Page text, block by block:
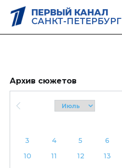
ПЕРВЫЙ КАНАЛ
САНКТ-ПЕТЕРБУРГ
Архив сюжетов
3
4 5 6
10
11 12 13